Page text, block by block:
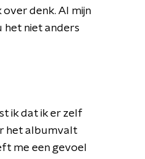
denk. Al mijn
het niet anders
ik dat ik er zelf
het albumvalt
me een gevoel